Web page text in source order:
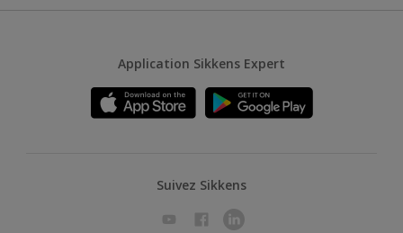
Application Sikkens Expert
Suivez Sikkens